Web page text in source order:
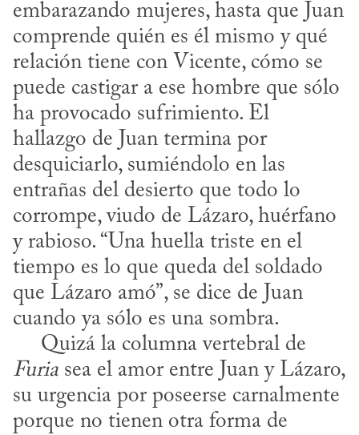
embarazando mujeres, hasta que Juan
comprende quién es él mismo y qué
relación tiene con Vicente, cómo se
puede castigar a ese hombre que sólo
ha provocado sufrimiento. El
hallazgo de Juan termina por
desquiciarlo, sumiéndolo en las
entrañas del desierto que todo lo
corrompe, viudo de Lázaro, huérfano
y rabioso. “Una huella triste en el
tiempo es lo que queda del soldado
que Lázaro amó”, se dice de Juan
cuando ya sólo es una sombra.
Furia sea el amor entre Juan y Lázaro,
su urgencia por poseerse carnalmente
porque no tienen otra forma de